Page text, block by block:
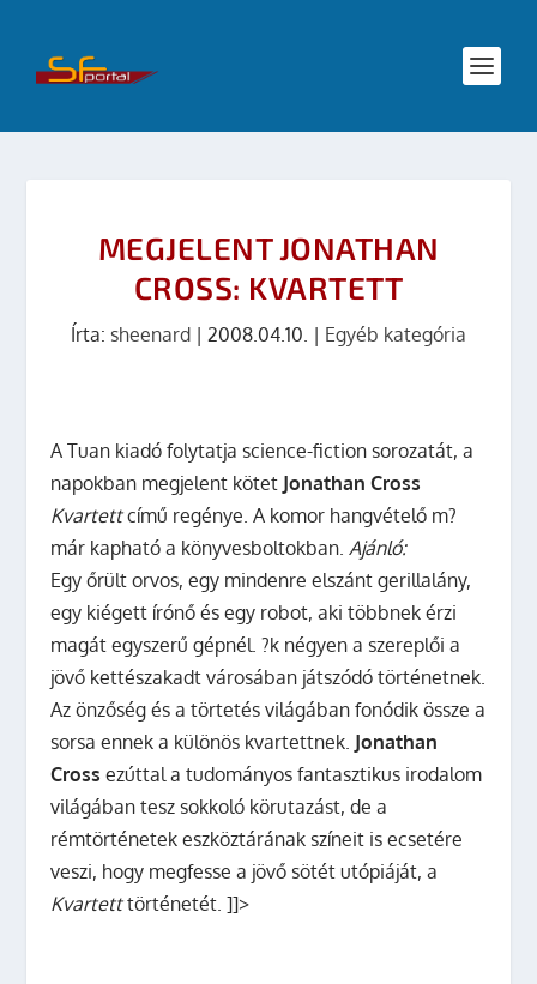
MEGJELENT JONATHAN
CROSS: KVARTETT
Írta: sheenard | 2008.04.10. | Egyéb kategória
A Tuan kiadó folytatja science-fiction sorozatát, a
napokban megjelent kötet Jonathan Cross
Kvartettcímű regénye. A komor hangvételő m?
már kapható a könyvesboltokban. Ajánló:
Egy őrült orvos, egy mindenre elszánt gerillalány,
egy kiégett írónő és egy robot, aki többnek érzi
magát egyszerű gépnél. ?k négyen a szereplői a
jövő kettészakadt városában játszódó történetnek.
Az önzőség és a törtetés világában fonódik össze a
sorsa ennek a különös kvartettnek. Jonathan
Cross ezúttal a tudományos fantasztikus irodalom
világában tesz sokkoló körutazást, de a
rémtörténetek eszköztárának színeit is ecsetére
veszi, hogy megfesse a jövő sötét utópiáját, a
Kvartetttörténetét. ]]>